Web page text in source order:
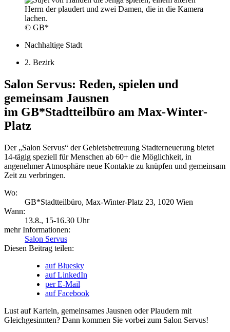
© GB*
Nachhaltige Stadt
2. Bezirk
Salon Servus: Reden, spielen und
gemeinsam Jausnen
im GB*Stadtteilbüro am Max-Winter-
Platz
Der „Salon Servus“ der Gebietsbetreuung Stadterneuerung bietet
14-tägig speziell für Menschen ab 60+ die Möglichkeit, in
angenehmer Atmosphäre neue Kontakte zu knüpfen und gemeinsam
Zeit zu verbringen.
Wo:
GB*Stadtteilbüro, Max-Winter-Platz 23, 1020 Wien
Wann:
13.8., 15-16.30 Uhr
mehr Informationen:
Salon Servus
Diesen Beitrag teilen:
auf Bluesky
auf LinkedIn
per E-Mail
auf Facebook
Lust auf Karteln, gemeinsames Jausnen oder Plaudern mit
Gleichgesinnten? Dann kommen Sie vorbei zum Salon Servus!